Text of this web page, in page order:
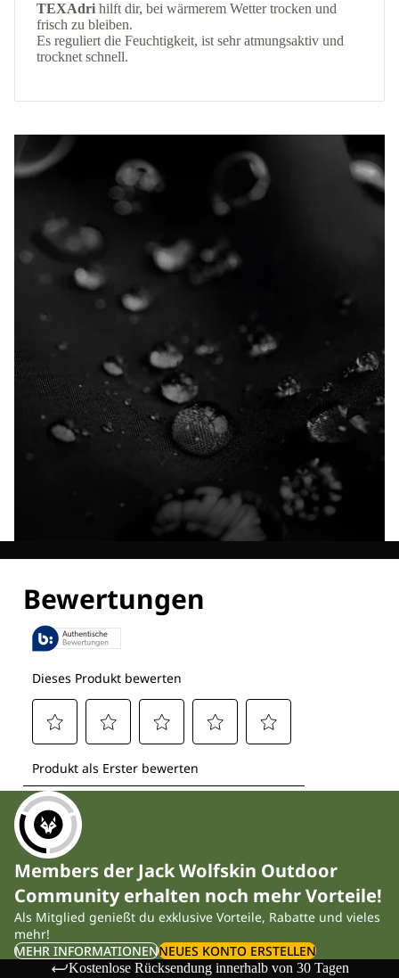
TEXAdri hilft dir, bei wärmerem Wetter trocken und
frisch zu bleiben.
Es reguliert die Feuchtigkeit, ist sehr atmungsaktiv und
trocknet schnell.
Members der Jack Wolfskin Outdoor
Community erhalten noch mehr Vorteile!
Als Mitglied genießt du exklusive Vorteile, Rabatte und vieles
mehr!
MEHR INFORMATIONENNEUES KONTO ERSTELLEN
Kostenlose Rücksendung innerhalb von 30 Tagen